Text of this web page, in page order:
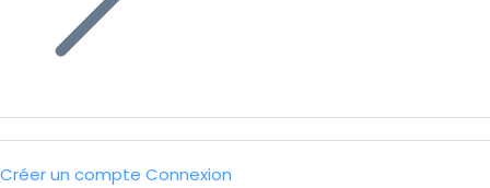
Créer un compte Connexion